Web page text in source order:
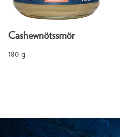
Cashewnötssmör
180 g